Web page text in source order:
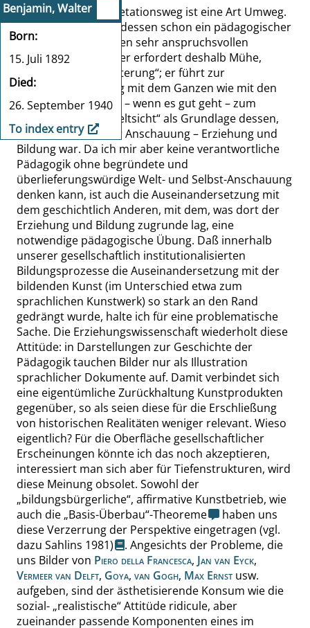
Benjamin, Walter
Born
15. Juli 1892
Died
26. September 1940
To index entry
[080:4]Mein Interpretationsweg ist eine Art Umweg.
Dieser Umweg ist indessen schon ein pädagogischer
Weg: er führt an einen sehr anspruchsvollen
Gegenstand heran; er erfordert deshalb Mühe,
Begeisterung“; er führtzur
Auseinandersetzung mit dem Ganzen wie mit den
Details; und er führt – wenn es gut geht – zum
Weltsicht“als Grundlage dessen,
was – zur Zeit dieser Anschauung – Erziehung und
Bildung war. Da ich mir aber keine verantwortliche
Pädagogik ohne begründete und
überlieferungswürdige Welt- und Selbst-Anschauung
denken kann, ist auch die Auseinandersetzung mit
dem geschichtlich Anderen, mit dem, was dort der
Erziehung und Bildung zugrunde lag, eine
notwendige pädagogische Übung. Daß innerhalb
unserer gesellschaftlich institutionalisierten
Bildungsprozesse die Auseinandersetzung mit der
bildenden Kunst (im Unterschied etwa zum
sprachlichen Kunstwerk) so stark an den Rand
gedrängt wurde, halte ich für eine problematische
Sache. Die Erziehungswissenschaft wiederholt diese
Attitüde: in Darstellungen zur Geschichte der
Pädagogik tauchen Bilder nur als Illustration
sprachlicher Dokumente auf. Damit verbindet sich
eine eigentümliche Zurückhaltung Kunstprodukten
gegenüber, so als seien diese für die Erschließung
von historischen Realitäten weniger relevant. Wieso
eigentlich? Für die Oberfläche gesellschaftlicher
Erscheinungen könnte ich das noch akzeptieren,
interessiert man sich aber für Tiefenstrukturen, wird
diese Meinung obsolet. Sowohl der
„bildungsbürgerliche“, affirmative Kunstbetrieb, wie
auch die „Basis-Überbau“-Theoreme
haben uns
diese Verzerrung der Perspektive eingetragen (vgl.
dazu Sahlins 1981)
. Angesichts der Probleme, die
uns Bilder von Piero della Francesca, Jan van Eyck,
Vermeer van Delft, Goya, van Gogh, Max Ernst usw.
aufgeben, sind der ästhetisierende Konsum wie die
sozial- „realistische“Attitüde ridicule, aber
zueinander passende Komponenten eines im